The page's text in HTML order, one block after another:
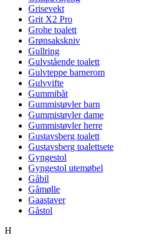
Grisevekt
Grit X2 Pro
Grohe toalett
Grønsakskniv
Gullring
Gulvstående toalett
Gulvteppe barnerom
Gulvvifte
Gummibåt
Gummistøvler barn
Gummistøvler dame
Gummistøvler herre
Gustavsberg toalett
Gustavsberg toalettsete
Gyngestol
Gyngestol utemøbel
Gåbil
Gåmølle
Gaastaver
Gåstol
H